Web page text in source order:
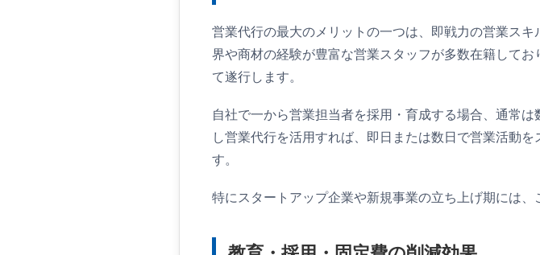
営業代行の最大のメリットの一つは、即戦力の営業ス
界や商材の経験が豊富な営業スタッフが多数在籍して
て遂行します。
自社で一から営業担当者を採用・育成する場合、通常
し営業代行を活用すれば、即日または数日で営業活動
す。
特にスタートアップ企業や新規事業の立ち上げ期には、